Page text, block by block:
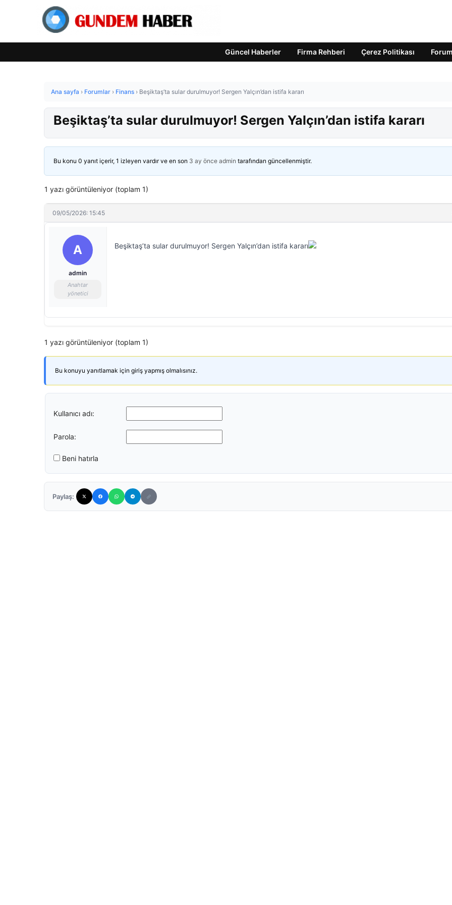
Güncel Haberler Firma Rehberi Çerez Politikası Forum
Ana sayfa › Forumlar › Finans › Beşiktaş’ta sular durulmuyor! Sergen Yalçın’dan istifa kararı
Beşiktaş’ta sular durulmuyor! Sergen Yalçın’dan istifa kararı
Bu konu 0 yanıt içerir, 1 izleyen vardır ve en son 3 ay önce admin tarafından güncellenmiştir.
1 yazı görüntüleniyor (toplam 1)
09/05/2026: 15:45
A
admin
Anahtar
yönetici
Beşiktaş’ta sular durulmuyor! Sergen Yalçın’dan istifa kararı
1 yazı görüntüleniyor (toplam 1)
Bu konuyu yanıtlamak için giriş yapmış olmalısınız.
Kullanıcı adı:
Parola:
Beni hatırla
Paylaş: